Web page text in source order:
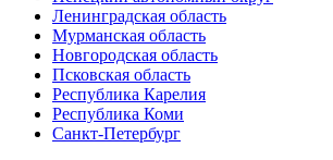
Ленинградская область
Мурманская область
Новгородская область
Псковская область
Республика Карелия
Республика Коми
Санкт-Петербург